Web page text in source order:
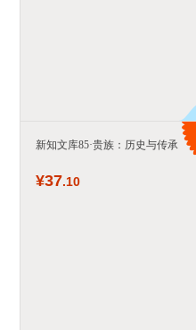
新知文库85·贵族：历史与传承
¥37.10